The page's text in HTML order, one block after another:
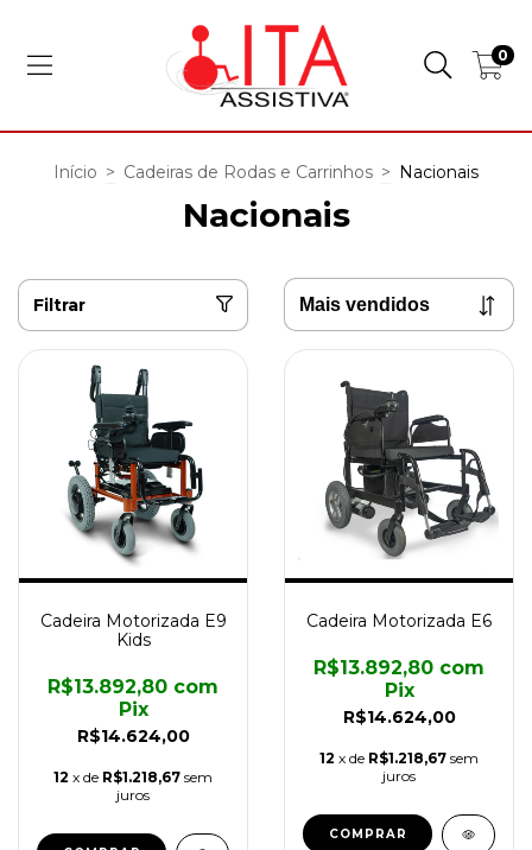
0
Início > Cadeiras de Rodas e Carrinhos > Nacionais
Nacionais
Filtrar
Cadeira Motorizada E9
Kids
R$14.624,00
R$13.892,80 com
Pix
12 x de R$1.218,67 sem
juros
Cadeira Motorizada E6
R$14.624,00
R$13.892,80 com
Pix
12 x de R$1.218,67 sem
juros
COMPRAR